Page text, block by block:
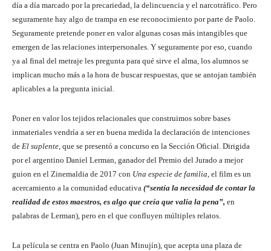
día a día marcado por la precariedad, la delincuencia y el narcotráfico. Pero
seguramente hay algo de trampa en ese reconocimiento por parte de Paolo.
Seguramente pretende poner en valor algunas cosas más intangibles que
emergen de las relaciones interpersonales. Y seguramente por eso, cuando
ya al final del metraje les pregunta para qué sirve el alma, los alumnos se
implican mucho más a la hora de buscar respuestas, que se antojan también
aplicables a la pregunta inicial.
Poner en valor los tejidos relacionales que construimos sobre bases
inmateriales vendría a ser en buena medida la declaración de intenciones
de El suplente, que se presentó a concurso en la Sección Oficial. Dirigida
por el argentino Daniel Lerman, ganador del Premio del Jurado a mejor
guion en el Zinemaldia de 2017 con Una especie de familia, el film es un
acercamiento a la comunidad educativa (“sentía la necesidad de contar la
realidad de estos maestros, es algo que creía que valía la pena”, en
palabras de Lerman), pero en el que confluyen múltiples relatos.
La película se centra en Paolo (Juan Minujín), que acepta una plaza de